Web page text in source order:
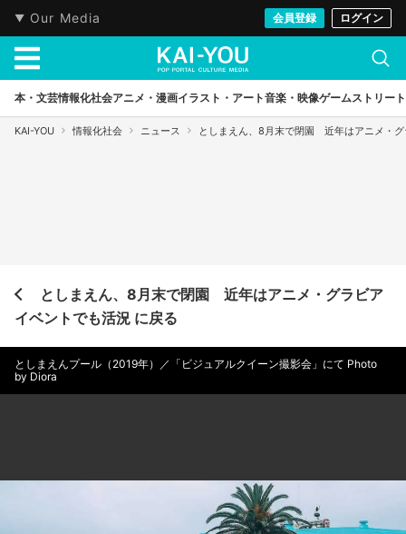
Our Media 会員登録 ログイン
本・文芸情報化社会アニメ・漫画イラスト・アート音楽・映像ゲームストリート
KAI-YOU 情報化社会 ニュース としまえん、8月末で閉園 近年はアニメ・
としまえん、8月末で閉園 近年はアニメ・グラビア
イベントでも活況 に戻る
としまえんプール（2019年）／「ビジュアルクイーン撮影会」にて Photo
by Diora